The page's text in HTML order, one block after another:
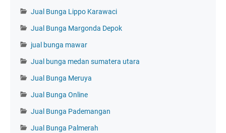
Jual Bunga Lippo Karawaci
Jual Bunga Margonda Depok
jual bunga mawar
Jual bunga medan sumatera utara
Jual Bunga Meruya
Jual Bunga Online
Jual Bunga Pademangan
Jual Bunga Palmerah